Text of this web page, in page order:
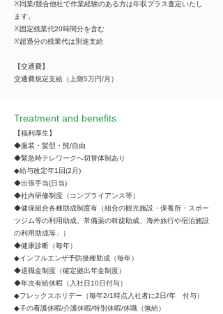
※同業/競合他社で作業経験のある方は年収プラス査定いたし
ます。
※固定残業代20時間分を含む
※超過分の残業代は別途支給
【交通費】
交通費規定支給（上限5万円/月）
Treatment and benefits
【福利厚生】
◆服装・髪型・髭/自由
◆緊急時テレワークへ切替体制あり
◆給与改定年1回(2月)
◆出張手当(日当)
◆社内研修制度（コンプライアンス等）
◆健保組合各種助成制度有（組合の観光施設・保養所・スポー
ツジム等の利用助成、常備薬の斡旋助成、海外旅行や宿泊施設
の利用助成等」）
◆健康診断（毎年）
◆インフルエンザ予防接種助成（毎年）
◆退職金制度（確定拠出年金制度）
◆年次有給休暇（入社日10日付与）
◆フレックスホリデー（毎年2/1時点入社者に2日/年 付与）
◆子の看護休暇/介護休暇/特別休暇/休職（無給）